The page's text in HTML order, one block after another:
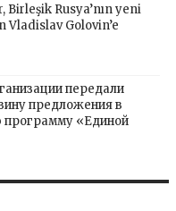
Birleşik Rusya’nın yeni
Vladislav Golovin’e
передали
предложения в
«Единой